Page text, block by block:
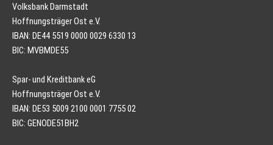
Volksbank Darmstadt
Hoffnungsträger Ost e.V.
IBAN: DE44 5519 0000 0029 6330 13
BIC: MVBMDE55
Spar- und Kreditbank eG
Hoffnungsträger Ost e.V.
IBAN: DE53 5009 2100 0001 7755 02
BIC: GENODE51BH2